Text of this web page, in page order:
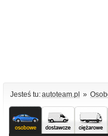
Jesteś tu:autoteam.pl »
osobowe
Samochody
dostawcze
ciężarowe